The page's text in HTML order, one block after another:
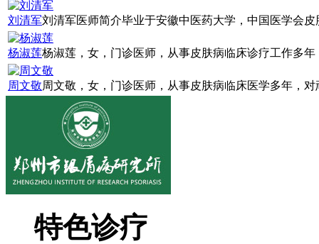
刘清军刘清军医师简介毕业于安徽中医药大学，中国医学会
杨淑莲杨淑莲，女，门诊医师，从事皮肤病临床诊疗工作多
周文敬周文敬，女，门诊医师，从事皮肤病临床医学多年，
特色诊疗